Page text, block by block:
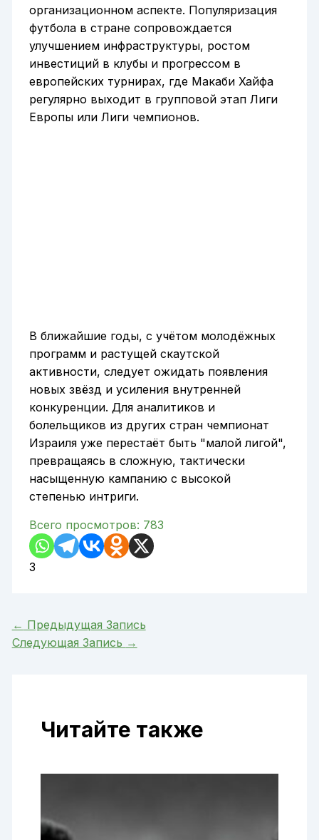
организационном аспекте. Популяризация
футбола в стране сопровождается
улучшением инфраструктуры, ростом
инвестиций в клубы и прогрессом в
европейских турнирах, где Макаби Хайфа
регулярно выходит в групповой этап Лиги
Европы или Лиги чемпионов.
В ближайшие годы, с учётом молодёжных
программ и растущей скаутской
активности, следует ожидать появления
новых звёзд и усиления внутренней
конкуренции. Для аналитиков и
болельщиков из других стран чемпионат
Израиля уже перестаёт быть "малой лигой",
превращаясь в сложную, тактически
насыщенную кампанию с высокой
степенью интриги.
Всего просмотров: 783
3
← Предыдущая Запись
Следующая Запись →
Читайте также